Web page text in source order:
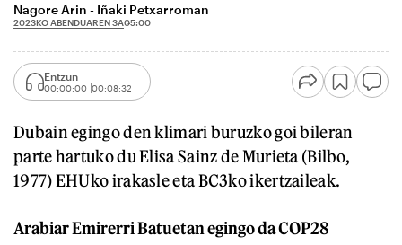
Nagore Arin - Iñaki Petxarroman
2023KO ABENDUAREN 3A05:00
Entzun
00:00:00 00:08:32
Dubain egingo den klimari buruzko goi bileran
parte hartuko du Elisa Sainz de Murieta (Bilbo,
1977) EHUko irakasle eta BC3ko ikertzaileak.
Arabiar Emirerri Batuetan egingo da COP28